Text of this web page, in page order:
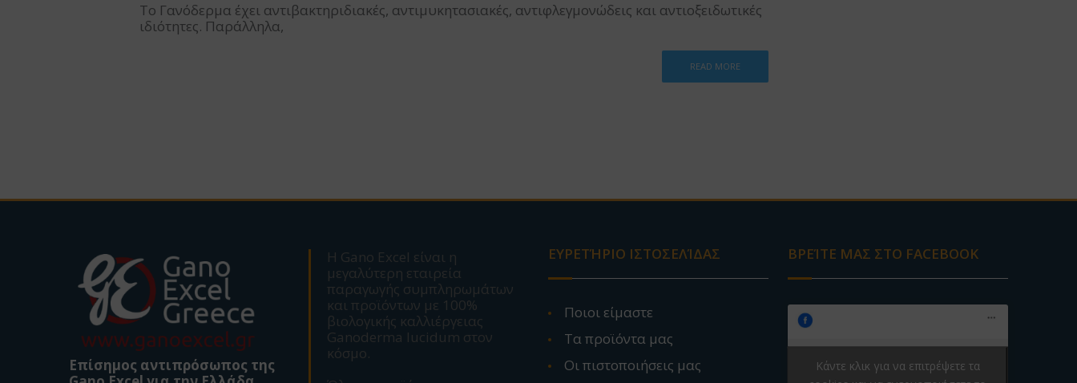
Το Γανόδερμα έχει αντιβακτηριδιακές, αντιμυκητασιακές, αντιφλεγμονώδεις και αντιοξειδωτικές
ιδιότητες. Παράλληλα,
READ MORE
Επίσημος αντιπρόσωπος της
Η Gano Excel είναι η
μεγαλύτερη εταιρεία
παραγωγής συμπληρωμάτων
και προϊόντων με 100%
βιολογικής καλλιέργειας
Ganoderma lucidum στον
κόσμο.
ΕΥΡΕΤΉΡΙΟ ΙΣΤΟΣΕΛΊΔΑΣ
Ποιοι είμαστε
Τα προϊόντα μας
Οι πιστοποιήσεις μας
ΒΡΕΊΤΕ ΜΑΣ ΣΤΟ FACEBOOK
Κάντε κλικ για να επιτρέψετε τα